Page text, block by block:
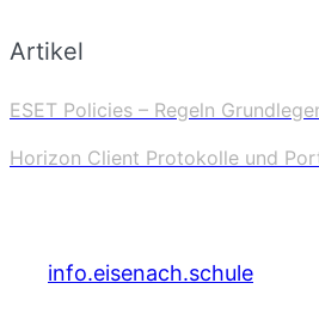
Artikel
ESET Policies – Regeln
Horizon Client Protokolle und
info.eisenach.schule